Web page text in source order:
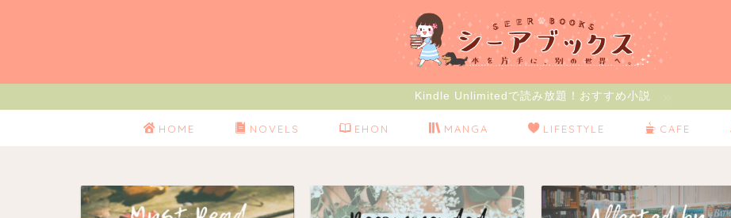
Kindle Unlimitedで読み放題！おすすめ小説
HOME NOVELS EHON MANGA LIFESTYLE CAFE